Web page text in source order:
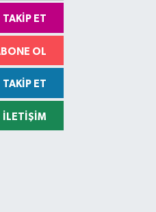
TAKIP ET
OL
TAKIP ET
İLETIŞIM